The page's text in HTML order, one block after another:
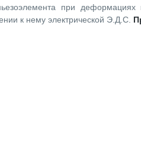
при деформациях
к нему электрической Э.Д.С.